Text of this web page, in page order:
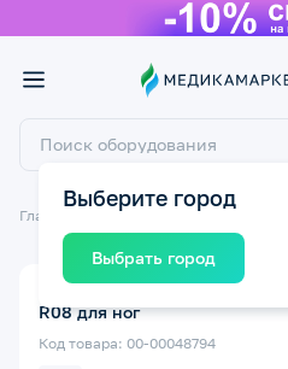
Выберите город
Выбрать город
Главная Технические средства
Код товара: 00-00048794
R08 для ног